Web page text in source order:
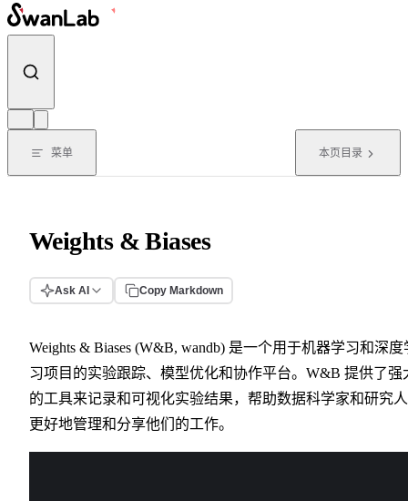
跳转到内容
菜单 本页目录
Weights & Biases
Ask AI Copy Markdown
Weights & Biases (W&B, wandb) 是一个用于机器学习和深度
习项目的实验跟踪、模型优化和协作平台。W&B 提供了强
的工具来记录和可视化实验结果，帮助数据科学家和研究
更好地管理和分享他们的工作。